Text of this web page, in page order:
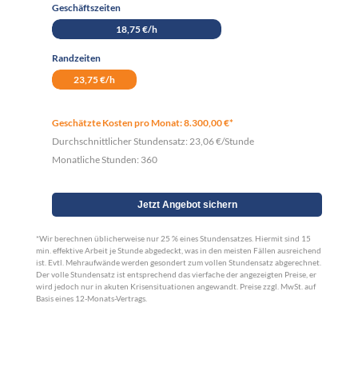
Geschäftszeiten
18,75 €/h
Randzeiten
23,75 €/h
Geschätzte Kosten pro Monat:8.300,00€*
Durchschnittlicher Stundensatz: 23,06€/Stunde
Monatliche Stunden: 360
Jetzt Angebot sichern
*Wir berechnen üblicherweise nur 25 % eines Stundensatzes. Hiermit sind 15
min. effektive Arbeit je Stunde abgedeckt, was in den meisten Fällen ausreichend
ist. Evtl. Mehraufwände werden gesondert zum vollen Stundensatz abgerechnet.
Der volle Stundensatz ist entsprechend das vierfache der angezeigten Preise, er
wird jedoch nur in akuten Krisensituationen angewandt. Preise zzgl. MwSt. auf
Basis eines 12-Monats-Vertrags.